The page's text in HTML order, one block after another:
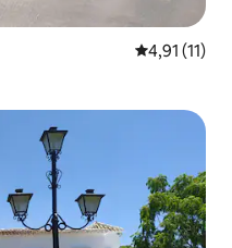
Prosječna
4,91 (11)